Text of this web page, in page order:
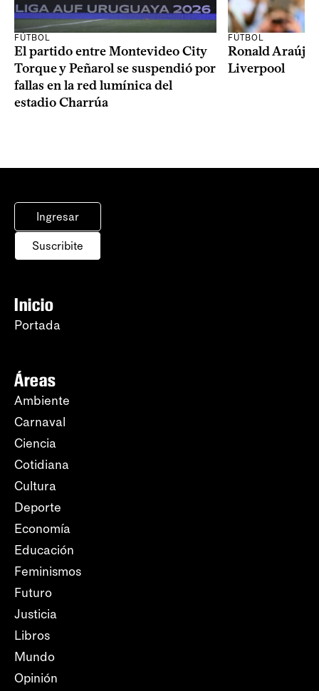
FÚTBOL
El partido entre Montevideo City
Torque y Peñarol se suspendió por
fallas en la red lumínica del
estadio Charrúa
FÚTBOL
Ronald Araújo
Liverpool
Ingresar
Suscribite
Inicio
Portada
Áreas
Ambiente
Carnaval
Ciencia
Cotidiana
Cultura
Deporte
Economía
Educación
Feminismos
Futuro
Justicia
Libros
Mundo
Opinión